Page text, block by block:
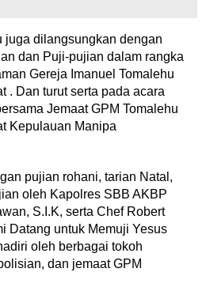
juga dilangsungkan dengan
dan Puji-pujian dalam rangka
Gereja Imanuel Tomalehu
. Dan turut serta pada acara
Jemaat GPM Tomalehu
Kepulauan Manipa
pujian rohani, tarian Natal,
oleh Kapolres SBB AKBP
S.I.K, serta Chef Robert
Datang untuk Memuji Yesus
oleh berbagai tokoh
dan jemaat GPM